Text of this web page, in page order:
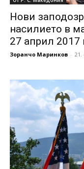
Нови
насилието в
27 април 2017
Зоранчо Маринков - 21.